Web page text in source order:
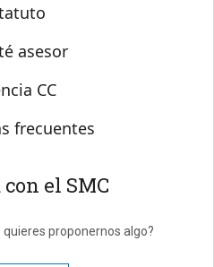
asesor
CC
frecuentes
el SMC
proponernos algo?